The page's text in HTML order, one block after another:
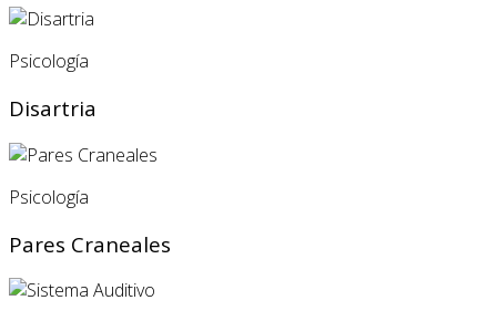
Psicología
Disartria
Psicología
Pares Craneales